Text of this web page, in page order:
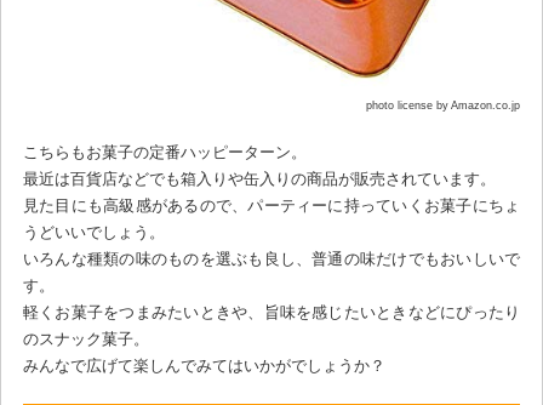
photo license by Amazon.co.jp
こちらもお菓子の定番ハッピーターン。
最近は百貨店などでも箱入りや缶入りの商品が販売されています。
見た目にも高級感があるので、パーティーに持っていくお菓子にちょ
うどいいでしょう。
いろんな種類の味のものを選ぶも良し、普通の味だけでもおいしいで
す。
軽くお菓子をつまみたいときや、旨味を感じたいときなどにぴったり
のスナック菓子。
みんなで広げて楽しんでみてはいかがでしょうか？